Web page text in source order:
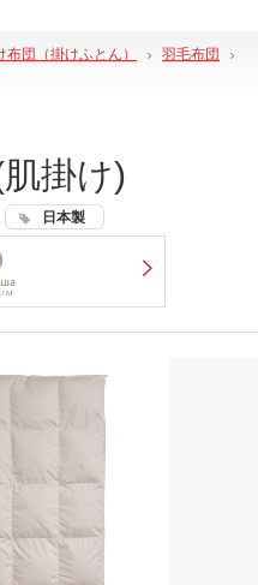
布団（掛けふとん）
羽毛布団
掛け)
日本製